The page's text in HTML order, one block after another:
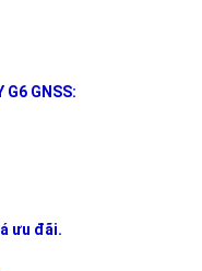
G6 GNSS:
ưu đãi.